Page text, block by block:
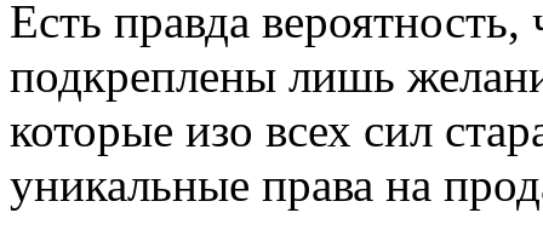
Есть правда
подкреплены лишь
которые изо всех сил
уникальные права на